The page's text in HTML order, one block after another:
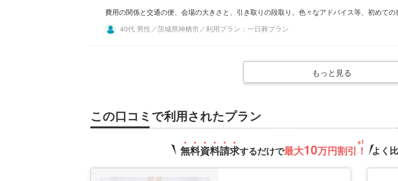
費用の関係と交通の便、会場の大きさと、引き取りの段取り。色々なアドバイス等、初めての
40代 男性／茨城県神栖市／利用プラン：一日葬プラン
もっと見る
この口コミで利用されたプラン
無料資料請求するだけで最大10万円割引！ よく